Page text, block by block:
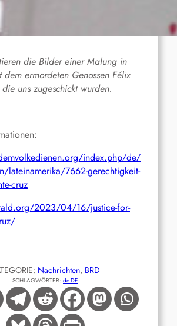
die Bilder einer Malung in
ermordeten Genossen Félix
uns zugeschickt wurden.
index.php/de/
lateinamerika/7662-gerechtigkeit-
cruz
2023/04/16/justice-for-
Nachrichten, BRD
SCHLAGWÖRTER: de-DE